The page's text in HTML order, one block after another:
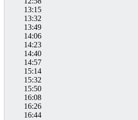
13:15
13:32
13:49
14:06
14:23
14:40
14:57
15:14
15:32
15:50
16:08
16:26
16:44